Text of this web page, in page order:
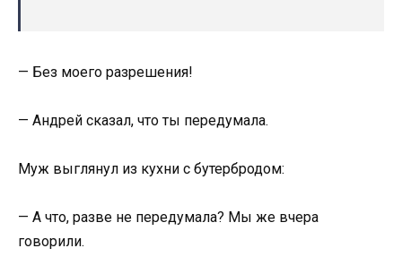
— Без моего разрешения!
— Андрей сказал, что ты передумала.
Муж выглянул из кухни с бутербродом:
— А что, разве не передумала? Мы же вчера
говорили.